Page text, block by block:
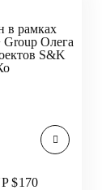
$170